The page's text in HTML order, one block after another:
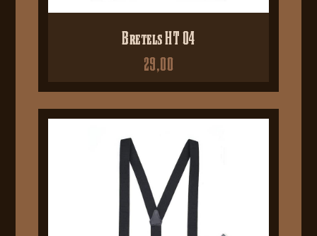
Bretels HT 04
29,00